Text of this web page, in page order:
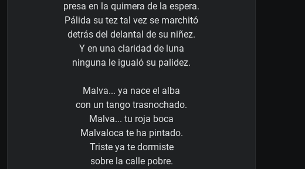
presa en la quimera de la espera.
Pálida su tez tal vez se marchitó
detrás del delantal de su niñez.
Y en una claridad de luna
ninguna le igualó su palidez.
Malva... ya nace el alba
con un tango trasnochado.
Malva... tu roja boca
Malvaloca te ha pintado.
Triste ya te dormiste
sobre la calle pobre.